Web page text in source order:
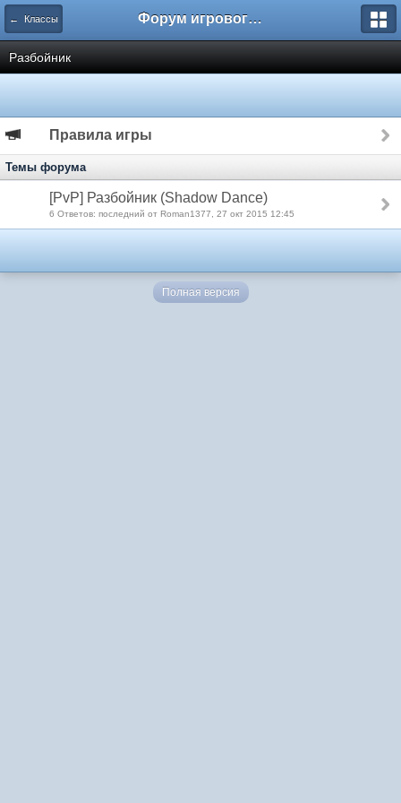
← Классы Форум игрового проекта Riverrise
Разбойник
Правила игры
Темы форума
[PvP] Разбойник (Shadow Dance)
6 Ответов: последний от Roman1377, 27 окт 2015 12:45
Полная версия